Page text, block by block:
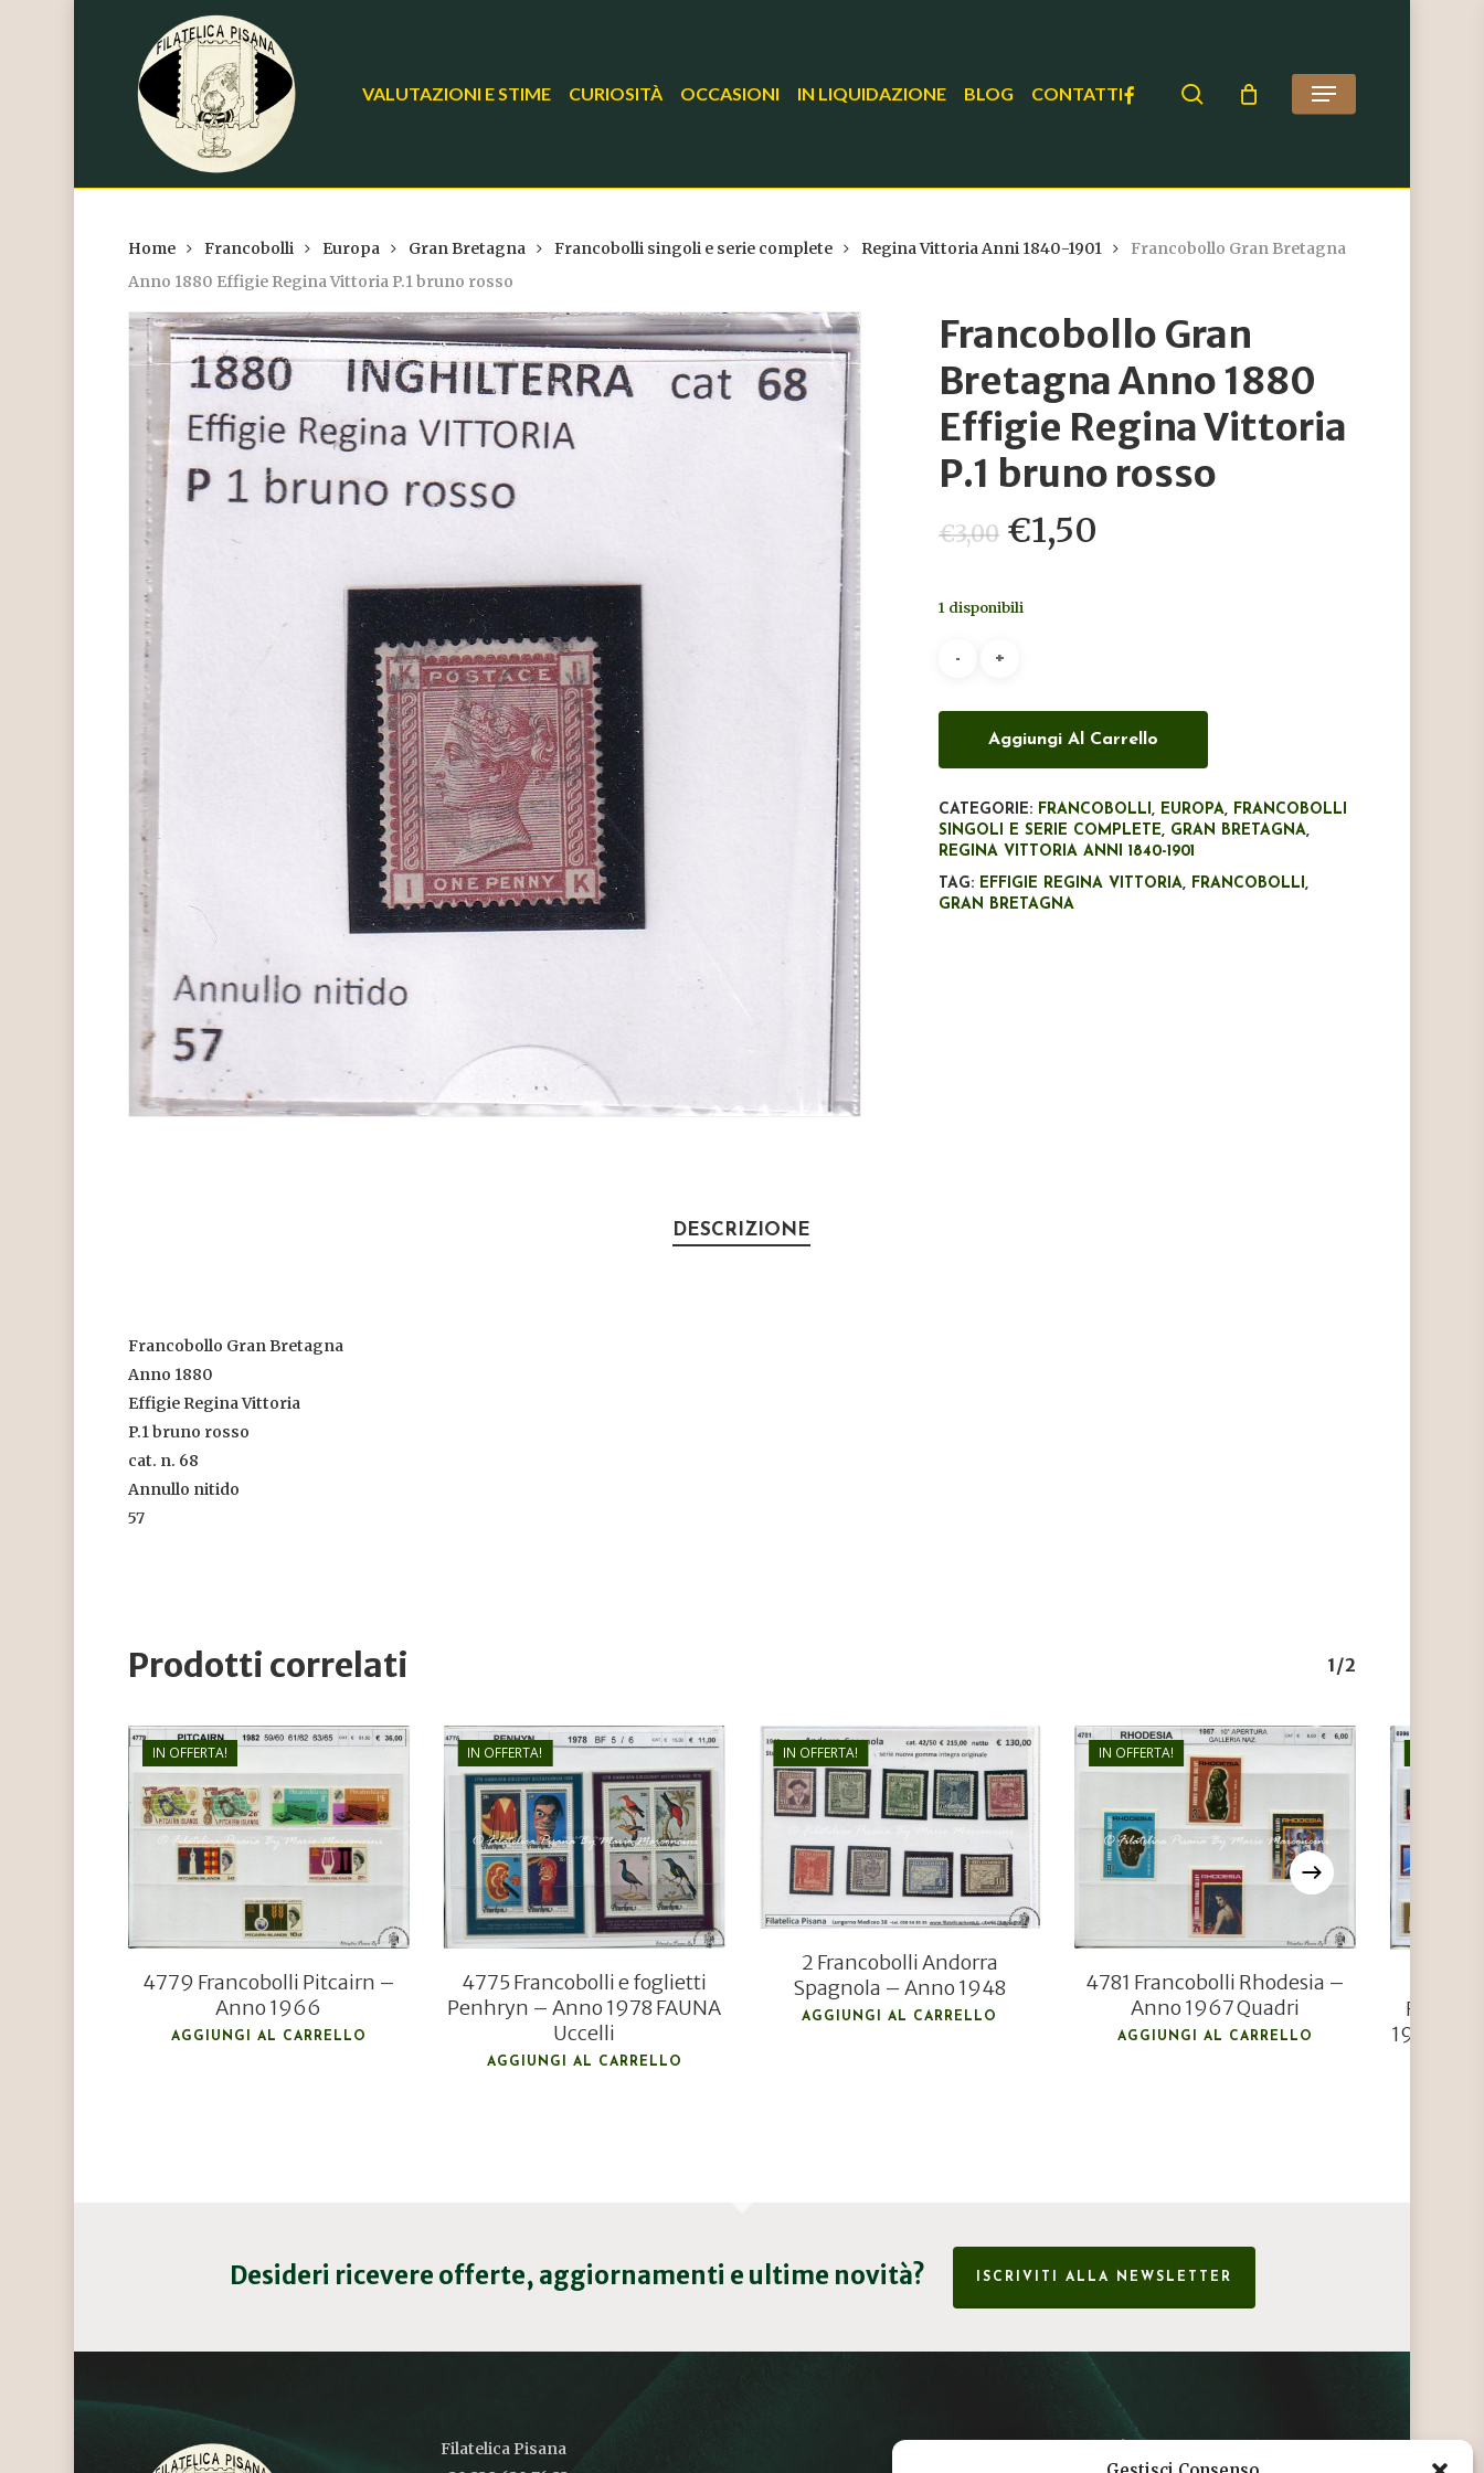
Hit enter to search or ESC to close
VALUTAZIONI E STIME CURIOSITÀ OCCASIONI IN LIQUIDAZIONE BLOG CONTATTIFACEBOOK search Menu
Home Francobolli Europa Gran Bretagna Francobolli singoli e serie complete Regina Vittoria Anni 1840-1901
Francobollo Gran Bretagna
Anno 1880 Effigie Regina Vittoria P.1 bruno rosso
Francobollo Gran
Bretagna Anno 1880
Effigie Regina Vittoria
P.1 bruno rosso
€3,00 Il
prezzo
originale
€1,50
1 disponibili
Aggiungi Al Carrello
CATEGORIE: FRANCOBOLLI, EUROPA, FRANCOBOLLI
SINGOLI E SERIE COMPLETE, GRAN BRETAGNA,
REGINA VITTORIA ANNI 1840-1901
TAG: EFFIGIE REGINA VITTORIA, FRANCOBOLLI,
GRAN BRETAGNA
DESCRIZIONE
Francobollo Gran Bretagna
Anno 1880
Effigie Regina Vittoria
P.1 bruno rosso
cat. n. 68
Annullo nitido
57
Prodotti correlati 1/2
IN OFFERTA!
€36,00
€26,00
4779 Francobolli Pitcairn –
Anno 1966
AGGIUNGI AL CARRELLO
IN OFFERTA!
€11,00
€ 7,50
4775 Francobolli e foglietti
Penhryn – Anno 1978 FAUNA
Uccelli
AGGIUNGI AL CARRELLO
IN OFFERTA!
€ 130,00
€ 90,00
2 Francobolli Andorra
Spagnola – Anno 1948
AGGIUNGI AL CARRELLO
IN OFFERTA!
€6,00
€4,00
4781 Francobolli Rhodesia –
Anno 1967 Quadri
AGGIUNGI AL CARRELLO
1980
Desideri ricevere offerte, aggiornamenti e ultime novità? ISCRIVITI ALLA NEWSLETTER
Filatelica Pisana